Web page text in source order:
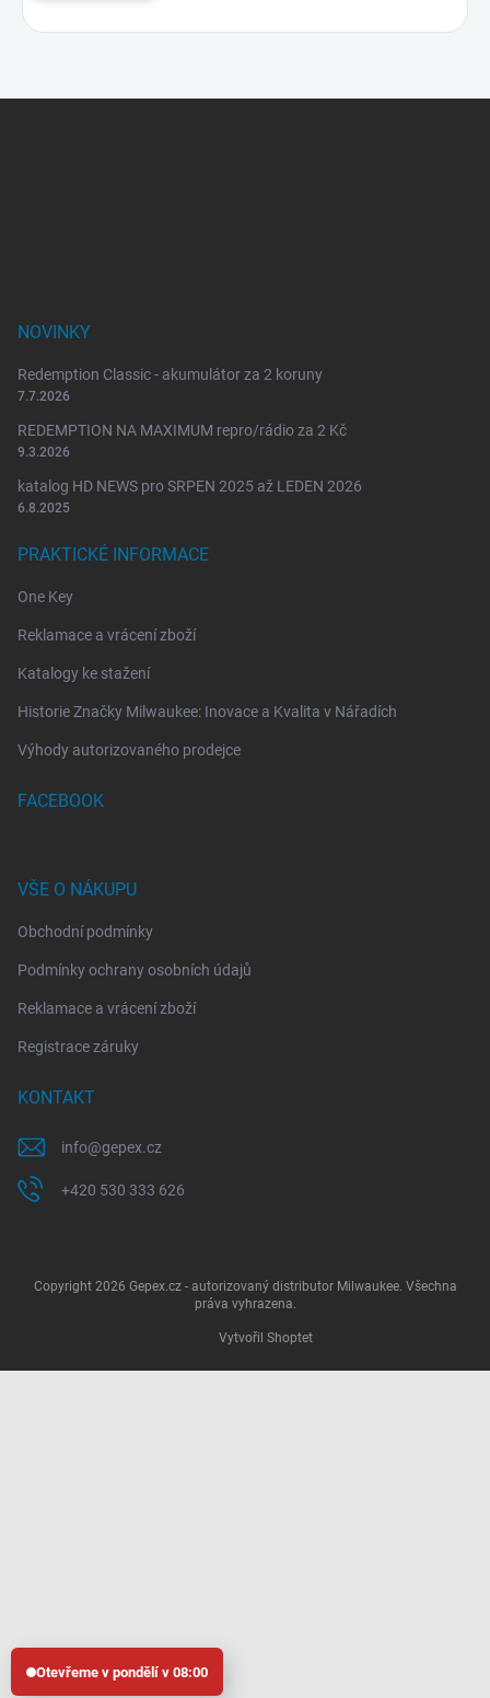
NOVINKY
Redemption Classic - akumulátor za 2 koruny
7.7.2026
REDEMPTION NA MAXIMUM repro/rádio za 2 Kč
9.3.2026
katalog HD NEWS pro SRPEN 2025 až LEDEN 2026
6.8.2025
PRAKTICKÉ INFORMACE
One Key
Reklamace a vrácení zboží
Katalogy ke stažení
Historie Značky Milwaukee: Inovace a Kvalita v Nářadích
Výhody autorizovaného prodejce
FACEBOOK
VŠE O NÁKUPU
Obchodní podmínky
Podmínky ochrany osobních údajů
Reklamace a vrácení zboží
Registrace záruky
KONTAKT
info@gepex.cz
+420 530 333 626
Vytvořil Shoptet
Copyright 2026 Gepex.cz - autorizovaný distributor Milwaukee. Všechna
práva vyhrazena.
Otevřeme v pondělí v 08:00